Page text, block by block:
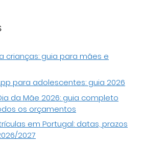
crianças: guia para mães e
para adolescentes: guia 2026
da Mãe 2026: guia completo
os orçamentos
em Portugal: datas, prazos
2027